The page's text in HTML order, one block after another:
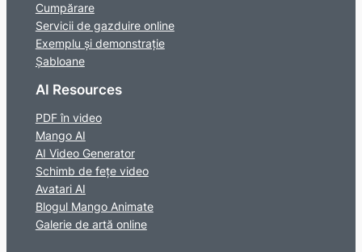
Cumpărare
Servicii de gazduire online
Exemplu și demonstrație
Șabloane
AI Resources
PDF în video
Mango AI
AI Video Generator
Schimb de fețe video
Avatari AI
Blogul Mango Animate
Galerie de artă online